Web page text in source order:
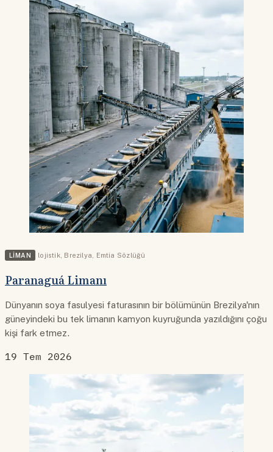
LIMAN lojistik, Brezilya Emtia Sözlüğü
Paranaguá Limanı
Dünyanın soya fasulyesi faturasının bir bölümünün Brezilya'nın
güneyindeki bu tek limanın kamyon kuyruğunda yazıldığını çoğu
kişi fark etmez.
19 Tem 2026